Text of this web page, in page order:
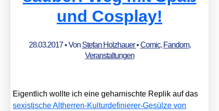
und Cosplay!
28.03.2017• Von Stefan Holzhauer•Comic, Fandom,
Veranstaltungen
Eigent­lich woll­te ich eine gehar­nisch­te Replik auf das
sexis­ti­sche Alt­her­ren-Kul­tur­de­fi­nie­rer-Gesül­ze von